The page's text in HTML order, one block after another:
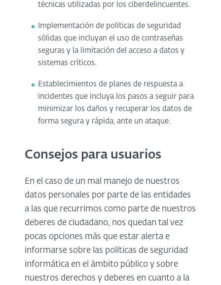
técnicas utilizadas por los ciberdelincuentes.
Implementación de políticas de seguridad
sólidas que incluyan el uso de contraseñas
seguras y la limitación del acceso a datos y
sistemas críticos.
Establecimientos de planes de respuesta a
incidentes que incluya los pasos a seguir para
minimizar los daños y recuperar los datos de
forma segura y rápida, ante un ataque.
Consejos para usuarios
En el caso de un mal manejo de nuestros
datos personales por parte de las entidades
a las que recurrimos como parte de nuestros
deberes de ciudadano, nos quedan tal vez
pocas opciones más que estar alerta e
informarse sobre las políticas de seguridad
informática en el ámbito público y sobre
nuestros derechos y deberes en cuanto a la